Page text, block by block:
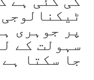
پر جوہری
سہولت کے
جا سکتا